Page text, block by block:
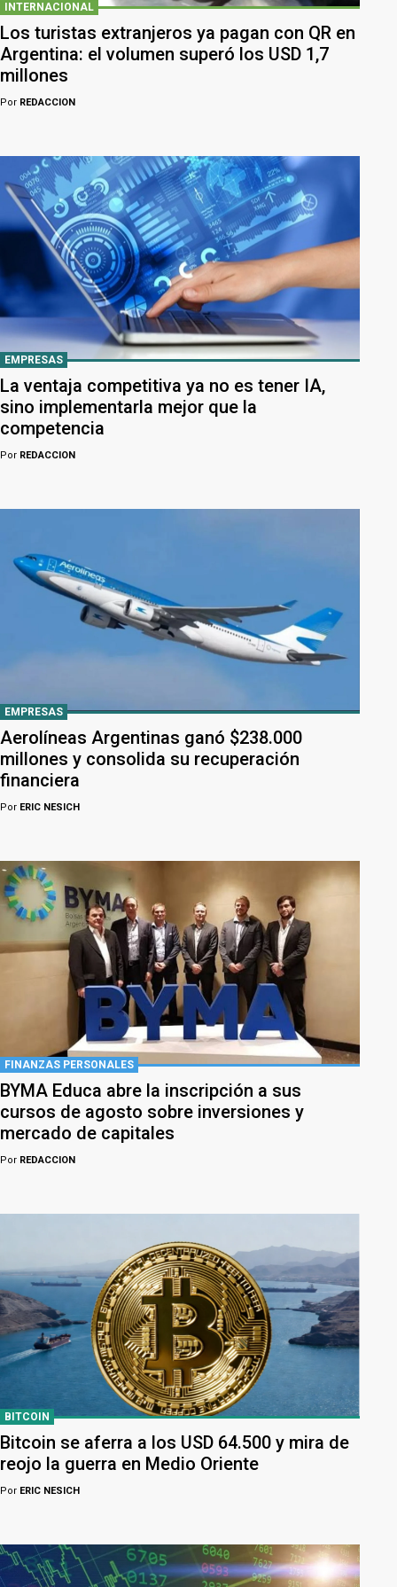
INTERNACIONAL
Los turistas extranjeros ya pagan con QR en
Argentina: el volumen superó los USD 1,7
millones
Por REDACCION
EMPRESAS
La ventaja competitiva ya no es tener IA,
sino implementarla mejor que la
competencia
Por REDACCION
EMPRESAS
Aerolíneas Argentinas ganó $238.000
millones y consolida su recuperación
financiera
Por ERIC NESICH
FINANZAS PERSONALES
BYMA Educa abre la inscripción a sus
cursos de agosto sobre inversiones y
mercado de capitales
Por REDACCION
BITCOIN
Bitcoin se aferra a los USD 64.500 y mira de
reojo la guerra en Medio Oriente
Por ERIC NESICH